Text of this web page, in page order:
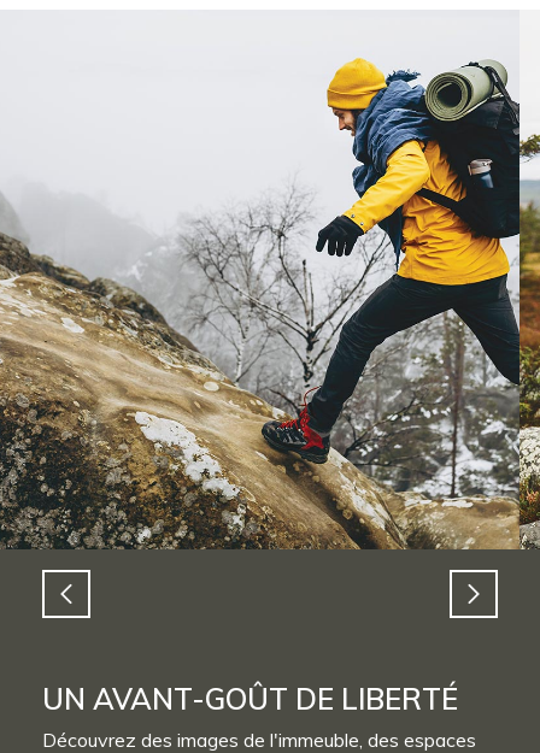
UN AVANT-GOÛT DE LIBERTÉ
Découvrez des images de l'immeuble, des espaces